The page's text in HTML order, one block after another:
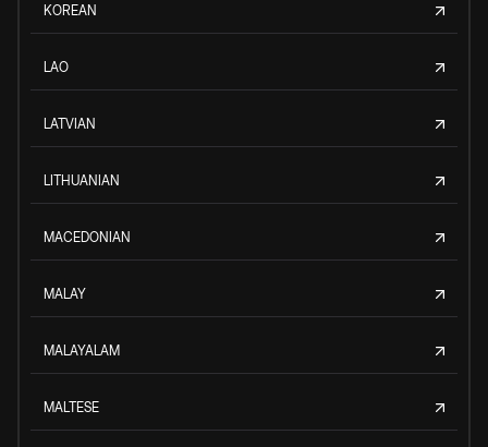
KOREAN
LAO
LATVIAN
LITHUANIAN
MACEDONIAN
MALAY
MALAYALAM
MALTESE